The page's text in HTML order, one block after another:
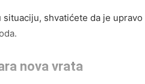
shvatićete da je
nova vrata